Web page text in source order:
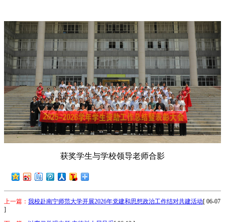
获奖学生与学校领导老师合影
上一篇： 我校赴南宁师范大学开展2026年党建和思想政治工作结对共建活动[ 06-07
]